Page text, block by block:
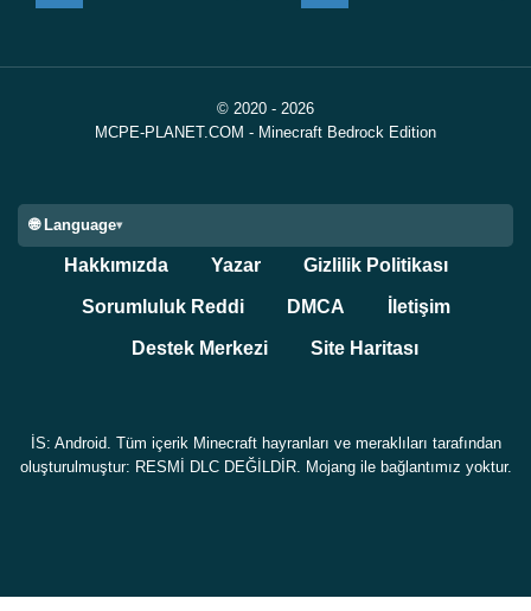
Müzik oynatma artık Mega Taiga ve Redwood Taiga
olsa da keşif sırasında atmosferi yeniden oluşturmaya
Android cihazlarda
performans
oyuncuların yerel çok oyunculu oturumlara çok yavaş
© 2020 - 2026
MCPE-PLANET.COM - Minecraft Bedrock Edition
🌐 Language
Hakkımızda Yazar Gizlilik Politikası
Sorumluluk Reddi DMCA İletişim
Destek Merkezi Site Haritası
İS: Android. Tüm içerik Minecraft hayranları ve meraklıları tarafından
oluşturulmuştur: RESMİ DLC DEĞİLDİR. Mojang ile bağlantımız yoktur.